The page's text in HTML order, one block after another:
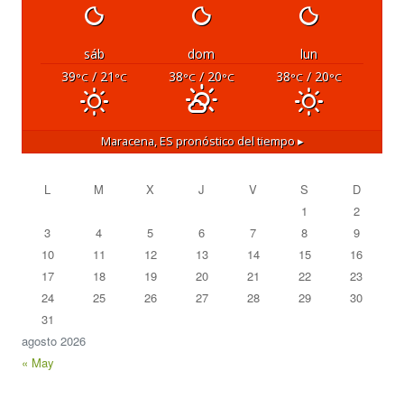
sáb dom
lun
39°C/ 21 °C 38°C/ 20°C 38°C / 20°C
Maracena, ESpronóstico del tiempo ▸
agosto 2026
L M X J V S
D
1
2
3
4 5 6 7 8
9
10
11 12 13 14 15
16
17
18 19 20 21 22
23
24
25 26 27 28 29
30
31
« May